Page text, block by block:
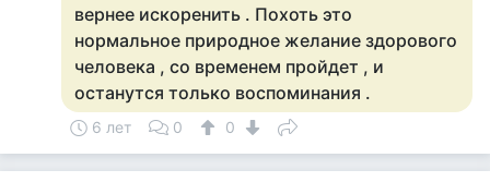
вернее искоренить . Похоть это
нормальное природное желание здорового
человека , со временем пройдет , и
останутся только воспоминания .
6 лет 0 0